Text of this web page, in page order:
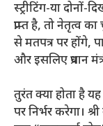
स्ट्रीटिंग-या
प्राप्त है, तो नेतृत्व
से मतपत्र पर होंगे,
और इसलिए प्रधान
तुरंत क्या होता है यह
पर निर्भर करेगा।